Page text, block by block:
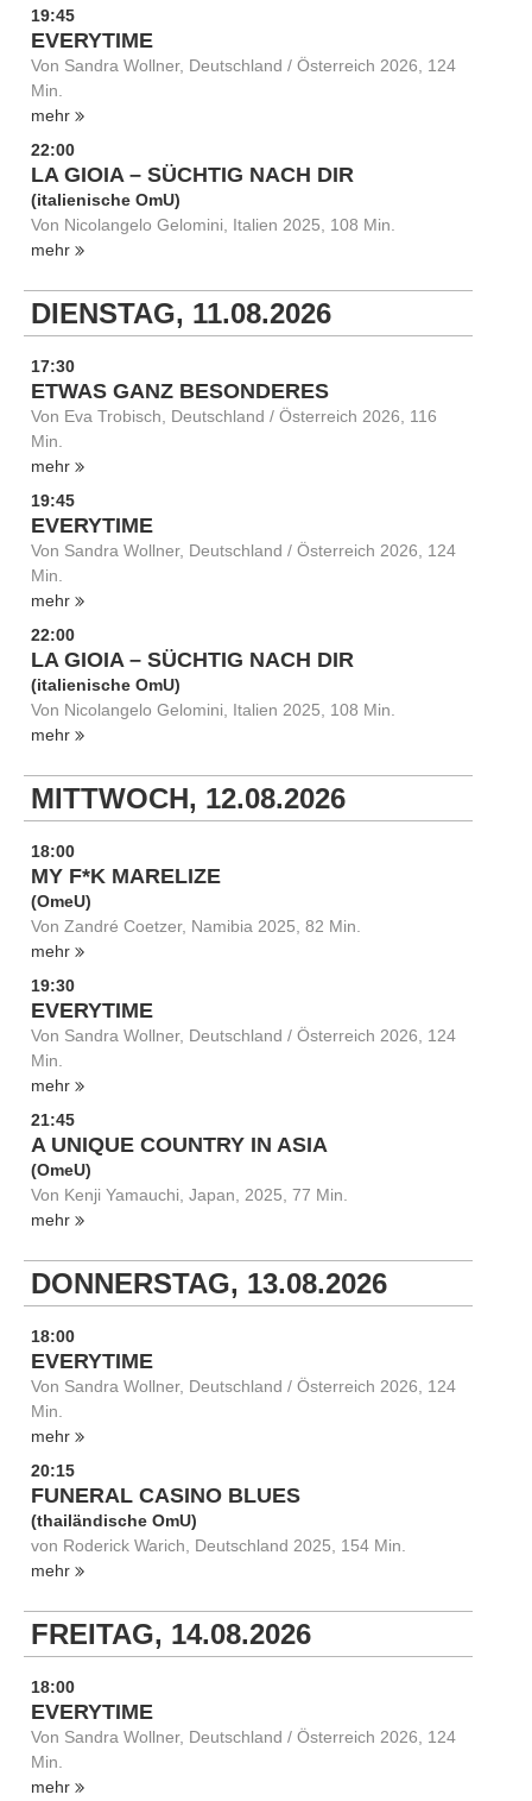
19:45
EVERYTIME
Von Sandra Wollner, Deutschland / Österreich 2026, 124
Min.
mehr
22:00
LA GIOIA – SÜCHTIG NACH DIR
(italienische OmU)
Von Nicolangelo Gelomini, Italien 2025, 108 Min.
mehr
DIENSTAG, 11.08.2026
17:30
ETWAS GANZ BESONDERES
Von Eva Trobisch, Deutschland / Österreich 2026, 116
Min.
mehr
19:45
EVERYTIME
Von Sandra Wollner, Deutschland / Österreich 2026, 124
Min.
mehr
22:00
LA GIOIA – SÜCHTIG NACH DIR
(italienische OmU)
Von Nicolangelo Gelomini, Italien 2025, 108 Min.
mehr
MITTWOCH, 12.08.2026
18:00
MY F*K MARELIZE
(OmeU)
Von Zandré Coetzer, Namibia 2025, 82 Min.
mehr
19:30
EVERYTIME
Von Sandra Wollner, Deutschland / Österreich 2026, 124
Min.
mehr
21:45
A UNIQUE COUNTRY IN ASIA
(OmeU)
Von Kenji Yamauchi, Japan, 2025, 77 Min.
mehr
DONNERSTAG, 13.08.2026
18:00
EVERYTIME
Von Sandra Wollner, Deutschland / Österreich 2026, 124
Min.
mehr
20:15
FUNERAL CASINO BLUES
(thailändische OmU)
von Roderick Warich, Deutschland 2025, 154 Min.
mehr
FREITAG, 14.08.2026
18:00
EVERYTIME
Von Sandra Wollner, Deutschland / Österreich 2026, 124
Min.
mehr